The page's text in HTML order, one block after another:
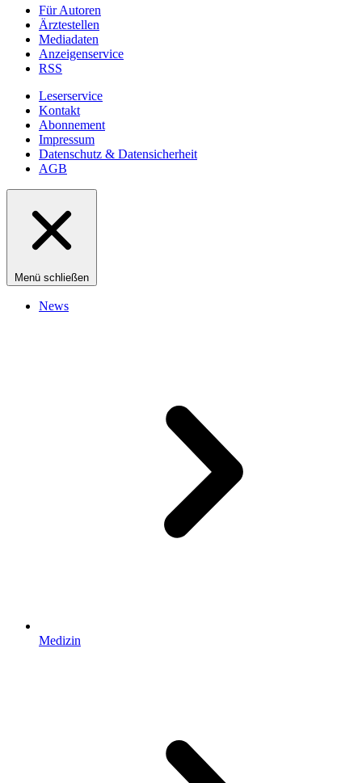
Für Autoren
Ärztestellen
Mediadaten
Anzeigenservice
RSS
Leserservice
Kontakt
Abonnement
Impressum
Datenschutz & Datensicherheit
AGB
Menü schließen
News
Medizin